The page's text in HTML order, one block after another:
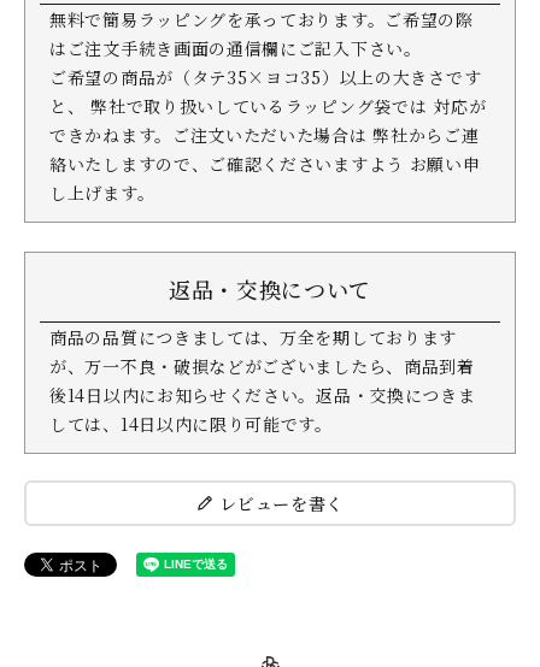
無料で簡易ラッピングを承っております。ご希望の際
はご注文手続き画面の通信欄にご記入下さい。
ご希望の商品が（タテ35×ヨコ35）以上の大きさです
と、 弊社で取り扱いしているラッピング袋では 対応が
できかねます。ご注文いただいた場合は 弊社からご連
絡いたしますので、ご確認くださいますよう お願い申
し上げます。
返品・交換について
商品の品質につきましては、万全を期しております
が、万一不良・破損などがございましたら、商品到着
後14日以内にお知らせください。返品・交換につきま
しては、14日以内に限り可能です。
レビューを書く